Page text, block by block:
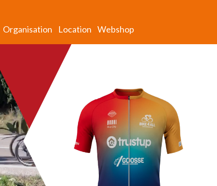
Organisation Location Webshop